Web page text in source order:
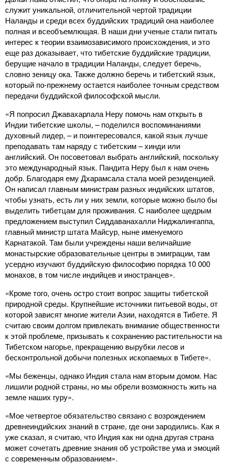
служит уникальной, отличительной чертой традиции
Наланды и среди всех буддийских традиций она наиболее
полная и всеобъемлющая. В наши дни ученые стали питать
интерес к теории взаимозависимого происхождения, и это
еще раз доказывает, что тибетские буддийские традиции,
берущие начало в традиции Наланды, следует беречь,
словно зеницу ока. Также должно беречь и тибетский язык,
который по-прежнему остается наиболее точным средством
передачи буддийской философской мысли.
«Я попросил Джавахарлала Неру помочь нам открыть в
Индии тибетские школы, – поделился воспоминаниями
духовный лидер, – и поинтересовался, какой язык лучше
преподавать там наряду с тибетским – хинди или
английский. Он посоветовал выбрать английский, поскольку
это международный язык. Пандита Неру был к нам очень
добр. Благодаря ему Дхарамсала стала моей резиденцией.
Он написал главным министрам разных индийских штатов,
чтобы узнать, есть ли у них земли, которые можно было бы
выделить тибетцам для проживания. С наиболее щедрым
предложением выступил Сиддаванахалли Ниджалингаппа,
главный министр штата Майсур, ныне именуемого
Карнатакой. Там были учреждены наши величайшие
монастырские образовательные центры в эмиграции, там
усердно изучают буддийскую философию порядка 10 000
монахов, в том числе индийцев и иностранцев».
«Кроме того, очень остро стоит вопрос защиты тибетской
природной среды. Крупнейшие источники питьевой воды, от
которой зависят многие жители Азии, находятся в Тибете. Я
считаю своим долгом привлекать внимание общественности
к этой проблеме, призывать к сохранению растительности на
Тибетском нагорье, прекращению вырубки лесов и
бесконтрольной добычи полезных ископаемых в Тибете».
«Мы беженцы, однако Индия стала нам вторым домом. Нас
лишили родной страны, но мы обрели возможность жить на
земле наших гуру».
«Мое четвертое обязательство связано с возрождением
древнеиндийских знаний в стране, где они зародились. Как я
уже сказал, я считаю, что Индия как ни одна другая страна
может сочетать древние знания об устройстве ума и эмоций
с современным образованием».